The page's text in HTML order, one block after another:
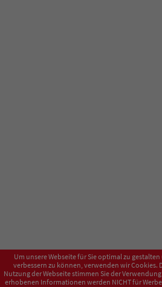
Um unsere Webseite für Sie optimal zu
verbessern zu können, verwenden wir Cookies.
Nutzung der Webseite stimmen Sie der
erhobenen Informationen werden NICHT für